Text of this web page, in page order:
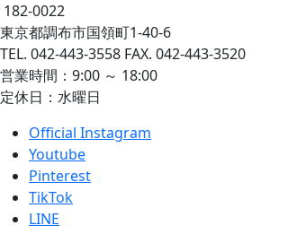
182-0022
東京都調布市国領町1-40-6
TEL. 042-443-3558 FAX. 042-443-3520
営業時間：9:00 ～ 18:00
定休日：水曜日
Official Instagram
Youtube
Pinterest
TikTok
LINE